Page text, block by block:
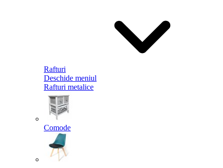
Rafturi
Deschide meniul
Rafturi metalice
Comode